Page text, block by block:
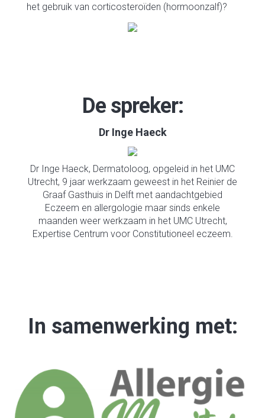
het gebruik van corticosteroïden (hormoonzalf)?
De spreker:
Dr Inge Haeck
Dr Inge Haeck, Dermatoloog, opgeleid in het UMC
Utrecht, 9 jaar werkzaam geweest in het Reinier de
Graaf Gasthuis in Delft met aandachtgebied
Eczeem en allergologie maar sinds enkele
maanden weer werkzaam in het UMC Utrecht,
Expertise Centrum voor Constitutioneel eczeem.
In samenwerking met: